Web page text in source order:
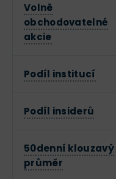
Volně
obchodovatelné
akcie
Podíl institucí
Podíl insiderů
50denní klouzavý
průměr